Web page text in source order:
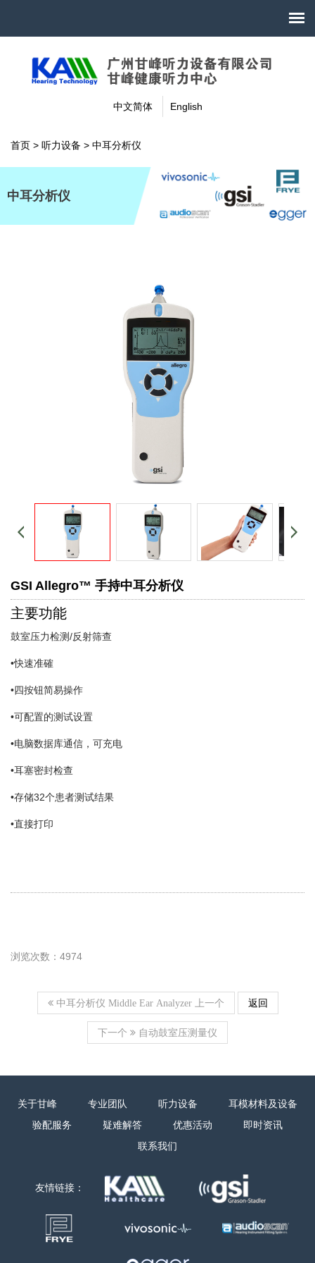
中文简体 English
首页 > 听力设备 > 中耳分析仪
中耳分析仪
GSI Allegro™ 手持中耳分析仪
主要功能
鼓室压力检测/反射筛查
•快速准確
•四按钮简易操作
•可配置的测试设置
•电脑数据库通信，可充电
•耳塞密封检查
•存储32个患者测试结果
•直接打印
浏览次数：4974
中耳分析仪 Middle Ear Analyzer上一个 返回
下一个 自动鼓室压测量仪
关于甘峰 专业团队 听力设备
耳模材料及设备
验配服务
疑难解答 优惠活动
即时资讯
联系我们
友情链接：